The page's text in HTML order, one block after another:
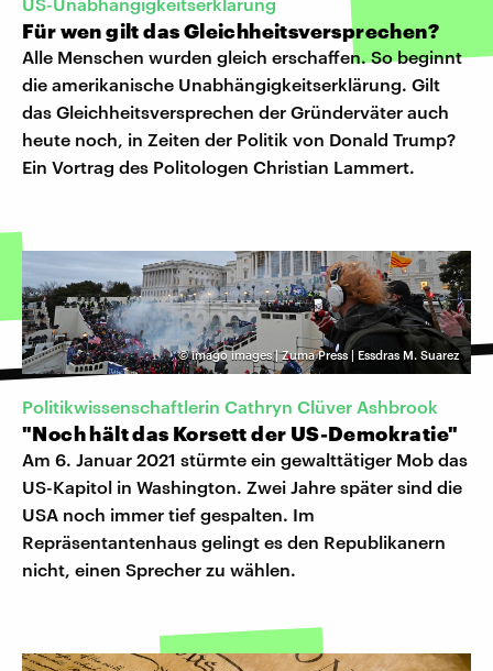
Für wen gilt das Gleichheitsversprechen?
Alle Menschen wurden gleich erschaffen. So beginnt
die amerikanische Unabhängigkeitserklärung. Gilt
das Gleichheitsversprechen der Gründerväter auch
heute noch, in Zeiten der Politik von Donald Trump?
Ein Vortrag des Politologen Christian Lammert.
©imago images | Zuma Press | Essdras M. Suarez
Politikwissenschaftlerin Cathryn Clüver Ashbrook
"Noch hält das Korsett der US-Demokratie"
Am 6. Januar 2021 stürmte ein gewalttätiger Mob das
US-Kapitol in Washington. Zwei Jahre später sind die
USA noch immer tief gespalten. Im
Repräsentantenhaus gelingt es den Republikanern
nicht, einen Sprecher zu wählen.